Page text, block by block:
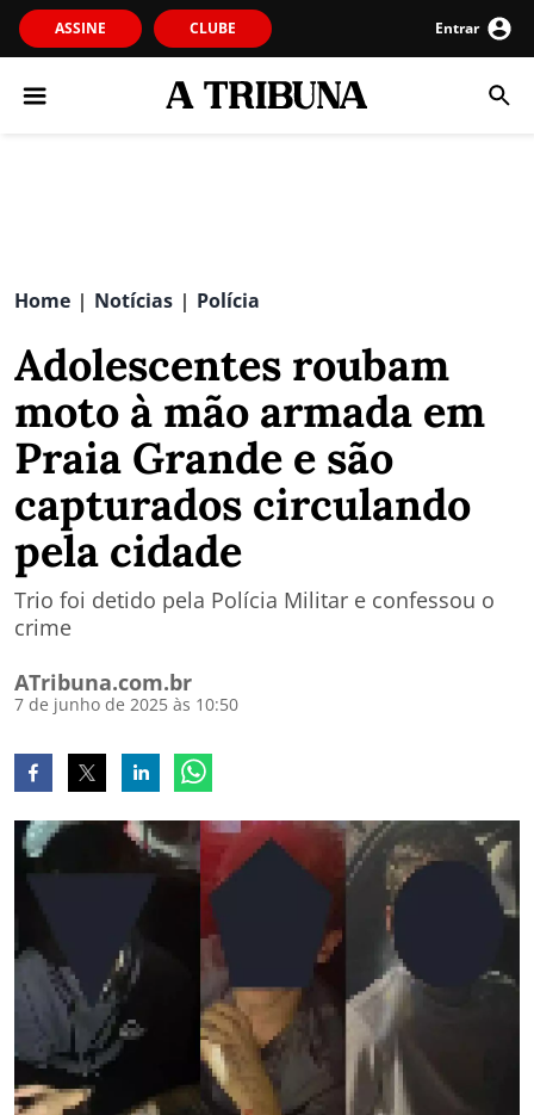
ASSINE CLUBE Entrar
Home | Notícias | Polícia
Adolescentes roubam
moto à mão armada em
Praia Grande e são
capturados circulando
pela cidade
Trio foi detido pela Polícia Militar e confessou o
crime
ATribuna.com.br
7 de junho de 2025 às 10:50